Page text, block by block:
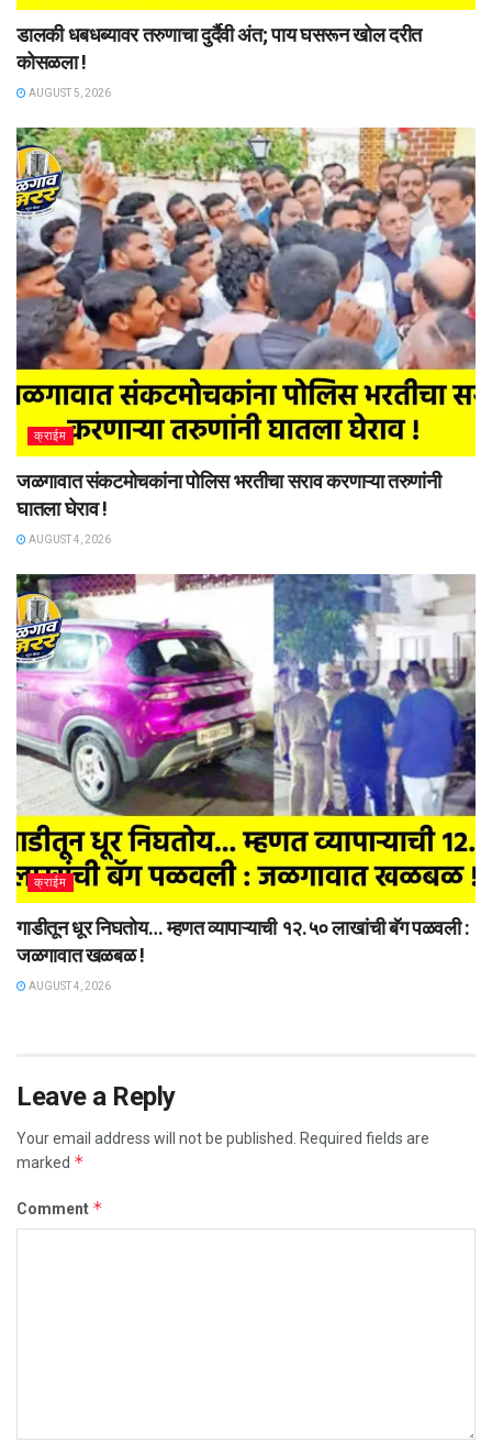
डालकी धबधब्यावर तरुणाचा दुर्दैवी अंत; पाय घसरून खोल दरीत
कोसळला !
AUGUST 5, 2026
क्राईम
जळगावात संकटमोचकांना पोलिस भरतीचा सराव करणाऱ्या तरुणांनी
घातला घेराव !
AUGUST 4, 2026
क्राईम
गाडीतून धूर निघतोय… म्हणत व्यापाऱ्याची १२.५० लाखांची बॅग पळवली :
जळगावात खळबळ !
AUGUST 4, 2026
Leave a Reply
Your email address will not be published.
Required fields are
marked *
Comment *